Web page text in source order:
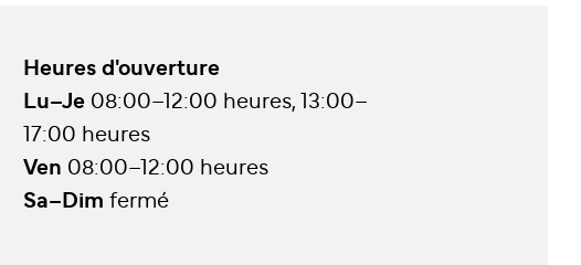
Heures d'ouverture
Lu–Je 08:00–12:00 heures, 13:00–
17:00 heures
Ven 08:00–12:00 heures
Sa–Dim fermé